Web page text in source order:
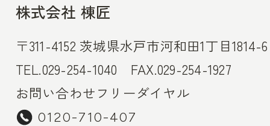
株式会社 棟匠
〒311-4152 茨城県水戸市河和田1丁目1814-6
TEL.029-254-1040 FAX.029-254-1927
お問い合わせフリーダイヤル
0120-710-407